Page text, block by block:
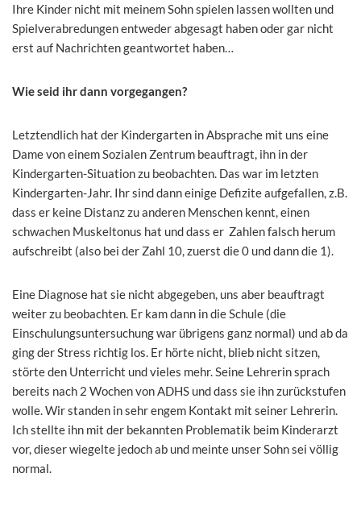
Ihre Kinder nicht mit meinem Sohn spielen lassen wollten und
Spielverabredungen entweder abgesagt haben oder gar nicht
erst auf Nachrichten geantwortet haben…
Wie seid ihr dann vorgegangen?
Letztendlich hat der Kindergarten in Absprache mit uns eine
Dame von einem Sozialen Zentrum beauftragt, ihn in der
Kindergarten-Situation zu beobachten. Das war im letzten
Kindergarten-Jahr. Ihr sind dann einige Defizite aufgefallen, z.B.
dass er keine Distanz zu anderen Menschen kennt, einen
schwachen Muskeltonus hat und dass er Zahlen falsch herum
aufschreibt (also bei der Zahl 10, zuerst die 0 und dann die 1).
Eine Diagnose hat sie nicht abgegeben, uns aber beauftragt
weiter zu beobachten. Er kam dann in die Schule (die
Einschulungsuntersuchung war übrigens ganz normal) und ab da
ging der Stress richtig los. Er hörte nicht, blieb nicht sitzen,
störte den Unterricht und vieles mehr. Seine Lehrerin sprach
bereits nach 2 Wochen von ADHS und dass sie ihn zurückstufen
wolle. Wir standen in sehr engem Kontakt mit seiner Lehrerin.
Ich stellte ihn mit der bekannten Problematik beim Kinderarzt
vor, dieser wiegelte jedoch ab und meinte unser Sohn sei völlig
normal.